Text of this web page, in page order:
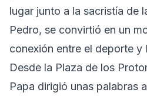
lugar junto a la sacristía de
Pedro, se convirtió en un
conexión entre el deporte y
Desde la Plaza de los
Papa dirigió unas palabras